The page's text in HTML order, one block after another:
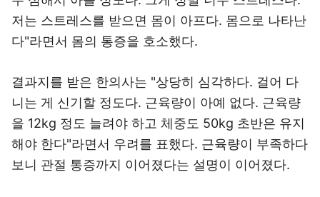
저는 스트레스를 받으면 몸이 아프다. 몸으로 나타난
다"라면서 몸의 통증을 호소했다.
결과지를 받은 한의사는 "상당히 심각하다. 걸어 다
니는 게 신기할 정도다. 근육량이 아예 없다. 근육량
을 12kg 정도 늘려야 하고 체중도 50kg 초반은 유지
해야 한다"라면서 우려를 표했다. 근육량이 부족하다
보니 관절 통증까지 이어졌다는 설명이 이어졌다.